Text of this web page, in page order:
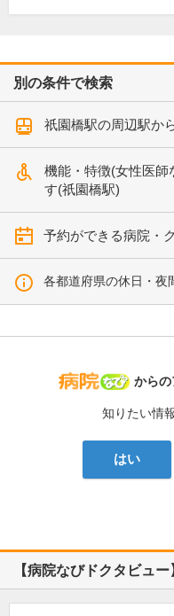
別の条件で検索
祇園橋駅の周辺駅か
機能・特徴(女性医師
す(祇園橋駅)
予約ができる病院・
各都道府県の休日・夜
病院な
からの
知りたい情
はい
【病院なびドクタビュ